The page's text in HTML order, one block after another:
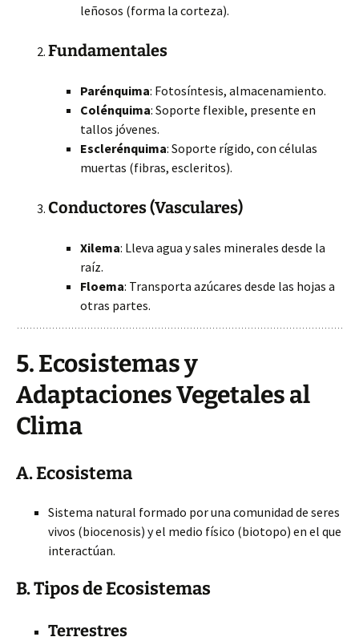
leñosos (forma la corteza).
Fundamentales
Parénquima: Fotosíntesis, almacenamiento.
Colénquima: Soporte flexible, presente en
tallos jóvenes.
Esclerénquima: Soporte rígido, con células
muertas (fibras, escleritos).
Conductores (Vasculares)
Xilema: Lleva agua y sales minerales desde la
raíz.
Floema: Transporta azúcares desde las hojas a
otras partes.
5. Ecosistemas y
Adaptaciones Vegetales al
Clima
A. Ecosistema
Sistema natural formado por una comunidad de seres
vivos (biocenosis) y el medio físico (biotopo) en el que
interactúan.
B. Tipos de Ecosistemas
Terrestres